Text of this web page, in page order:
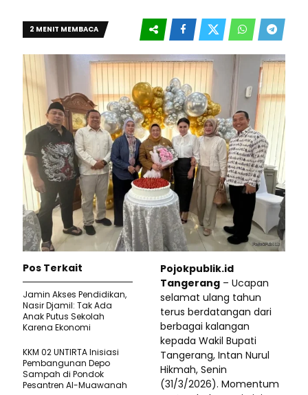
2 MENIT MEMBACA
Pojokpublik.id
Tangerang – Ucapan
selamat ulang tahun
terus berdatangan dari
berbagai kalangan
kepada Wakil Bupati
Tangerang, Intan Nurul
Hikmah, Senin
(31/3/2026). Momentum
Pos Terkait
Jamin Akses Pendidikan,
Nasir Djamil: Tak Ada
Anak Putus Sekolah
Karena Ekonomi
KKM 02 UNTIRTA Inisiasi
Pembangunan Depo
Sampah di Pondok
Pesantren Al-Muawanah